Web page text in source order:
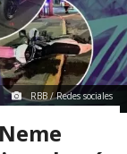
RBB / Redes sociales